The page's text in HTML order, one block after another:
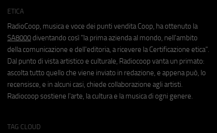
ETICA
RadioCoop, musica e voce dei punti vendita Coop, ha ottenuto la
SA8000 diventando così "la prima azienda al mondo, nell'ambito
della comunicazione e dell'editoria, a ricevere la Certificazione etica".
Dal punto di vista artistico e culturale, Radiocoop vanta un primato:
ascolta tutto quello che viene inviato in redazione, e appena può, lo
recensisce, e in alcuni casi, chiede collaborazione agli artisti.
Radiocoop sostiene l'arte, la cultura e la musica di ogni genere.
TAG CLOUD